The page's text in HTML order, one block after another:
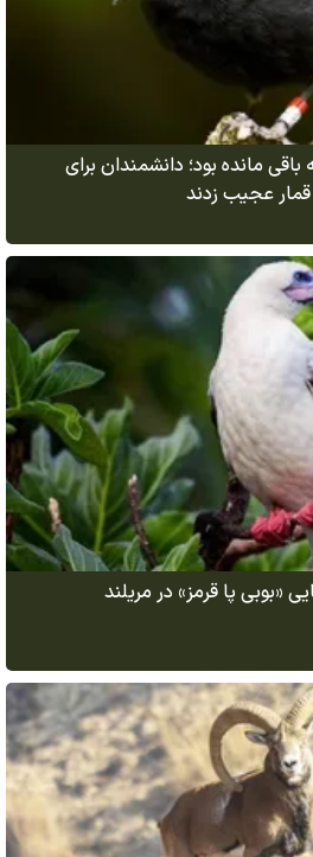
گونه باقی مانده بود؛ دانشمندان برای
عجیب زدند
«بوبی پا قرمز» در مریلند